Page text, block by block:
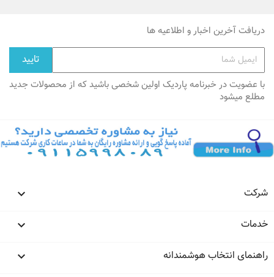
دریافت آخرین اخبار و اطلاعیه ها
با عضویت در خبرنامه پاردیک اولین شخصی باشید که از محصولات جدید
مطلع میشود
شرکت 
خدمات 
راهنمای انتخاب هوشمندانه 